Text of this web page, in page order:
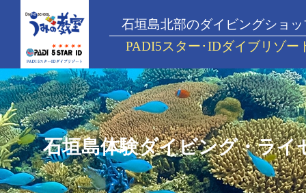
石垣島北部のダイビングショッ
PADI5スター･IDダイブリゾー
石垣島体験ダイビング・ライ